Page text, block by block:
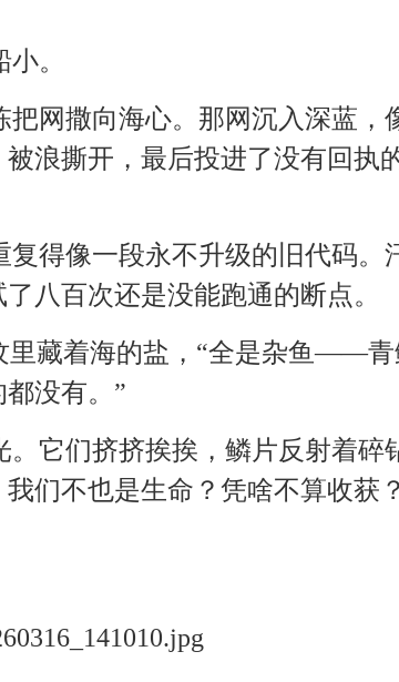
。
网撒向海心。那网沉入深蓝，
浪撕开，最后投进了没有回执
得像一段永不升级的旧代码。
八百次还是没能跑通的断点。
里藏着海的盐，“全是杂鱼——青
没有。”
它们挤挤挨挨，鳞片反射着碎
们不也是生命？凭啥不算收获？